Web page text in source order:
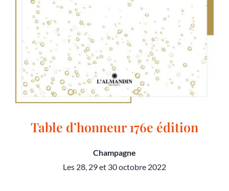
Table d’honneur 176e édition
Champagne
Les 28, 29 et 30 octobre 2022